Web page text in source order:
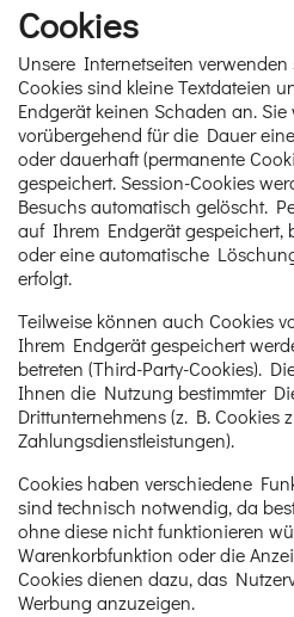
Cookies
Unsere Internetseiten verwenden
Cookies sind kleine Textdateien
Endgerät keinen Schaden an.
vorübergehend für die Dauer
oder dauerhaft (permanente
gespeichert. Session-Cookies
Besuchs automatisch gelöscht.
auf Ihrem Endgerät gespeichert,
oder eine automatische
erfolgt.
Teilweise können auch Cookies
Ihrem Endgerät gespeichert
betreten (Third-Party-Cookies).
Ihnen die Nutzung bestimmter
Drittunternehmens (z. B. Cookies
Zahlungsdienstleistungen).
Cookies haben verschiedene
sind technisch notwendig, da
ohne diese nicht funktionieren
Warenkorbfunktion oder die
Cookies dienen dazu, das
Werbung anzuzeigen.